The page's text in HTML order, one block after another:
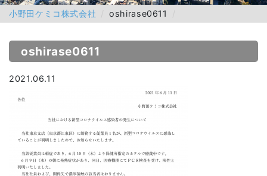
小野田ケミコ株式会社 oshirase0611
oshirase0611
2021.06.11